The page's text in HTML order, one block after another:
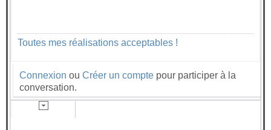
Toutes mes réalisations acceptables !
Connexion ou Créer un compte pour participer à la
conversation.